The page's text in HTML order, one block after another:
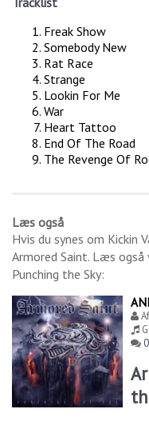
Freak Show
Somebody New
Rat Race
Strange
Lookin For Me
War
Heart Tattoo
End Of The Road
The Revenge Of
Læs også
Hvis du synes om Kickin
Armored Saint. Læs også
Punching the Sky:
0